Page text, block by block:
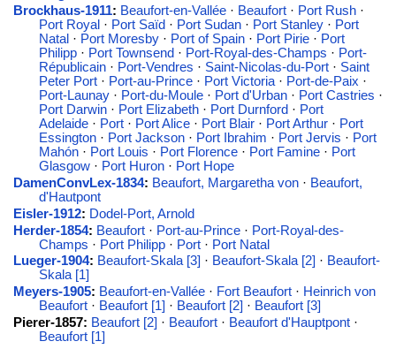
Brockhaus-1911: Beaufort-en-Vallée· Beaufort· Port Rush·
Port Royal · Port Saïd · Port Sudan· Port Stanley· Port
Natal · Port Moresby· Port of Spain· Port Pirie· Port
Philipp· Port Townsend · Port-Royal-des-Champs · Port-
Républicain· Port-Vendres · Saint-Nicolas-du-Port· Saint
Peter Port· Port-au-Prince· Port Victoria· Port-de-Paix ·
Port-Launay· Port-du-Moule· Port d'Urban· Port Castries ·
Port Darwin· Port Elizabeth· Port Durnford · Port
Adelaide· Port· Port Alice· Port Blair· Port Arthur· Port
Essington· Port Jackson· Port Ibrahim · Port Jervis · Port
Mahón· Port Louis · Port Florence· Port Famine· Port
Glasgow· Port Huron· Port Hope
DamenConvLex-1834: Beaufort, Margaretha von· Beaufort,
d'Hautpont
Eisler-1912: Dodel-Port, Arnold
Herder-1854: Beaufort· Port-au-Prince· Port-Royal-des-
Champs · Port Philipp· Port· Port Natal
Lueger-1904: Beaufort-Skala [3] · Beaufort-Skala [2] · Beaufort-
Skala [1]
Meyers-1905: Beaufort-en-Vallée· Fort Beaufort· Heinrich von
Beaufort· Beaufort [1] · Beaufort [2] · Beaufort [3]
Pierer-1857: Beaufort [2] · Beaufort· Beaufort d'Hauptpont·
Beaufort [1]